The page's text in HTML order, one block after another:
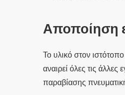
Αποποίηση
Το υλικό στον
αναιρεί όλες τις
παραβίασης